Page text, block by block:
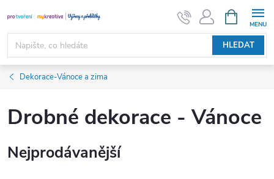
na
obsah
HLEDAT
NÁKUPNÍ
KOŠÍK
Dekorace-Vánoce a zima
Drobné dekorace - Vánoce
Nejprodávanější